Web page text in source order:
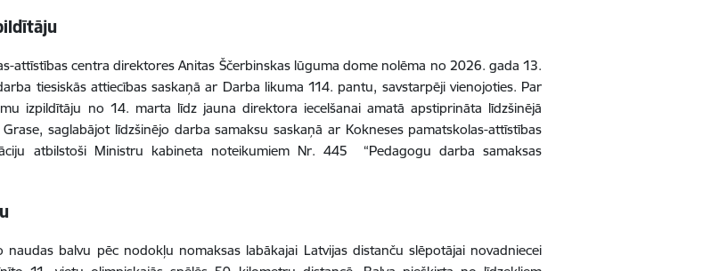
attīstības centra direktores Anitas Ščerbinskas lūguma dome nolēma no 2026. gada 13.
tiesiskās attiecības saskaņā ar Darba likuma 114. pantu, savstarpēji vienojoties. Par
izpildītāju no 14. marta līdz jauna direktora iecelšanai amatā apstiprināta līdzšinējā
saglabājot līdzšinējo darba samaksu saskaņā ar Kokneses pamatskolas-attīstības
atbilstoši Ministru kabineta noteikumiem Nr. 445 “Pedagogu darba samaksas
balvu pēc nodokļu nomaksas labākajai Latvijas distanču slēpotājai novadniecei